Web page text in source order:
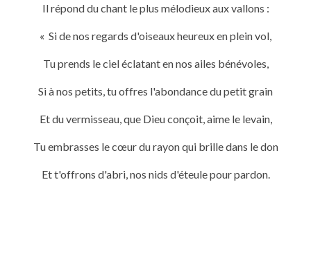
Il répond du chant le plus mélodieux aux vallons :
« Si de nos regards d'oiseaux heureux en plein vol,
Tu prends le ciel éclatant en nos ailes bénévoles,
Si à nos petits, tu offres l'abondance du petit grain
Et du vermisseau, que Dieu conçoit, aime le levain,
Tu embrasses le cœur du rayon qui brille dans le don
Et t'offrons d'abri, nos nids d'éteule pour pardon.